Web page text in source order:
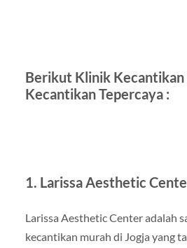
Berikut Klinik Kecantikan
Kecantikan Tepercaya :
1. Larissa Aesthetic
Larissa Aesthetic Center adalah
kecantikan murah di Jogja yang